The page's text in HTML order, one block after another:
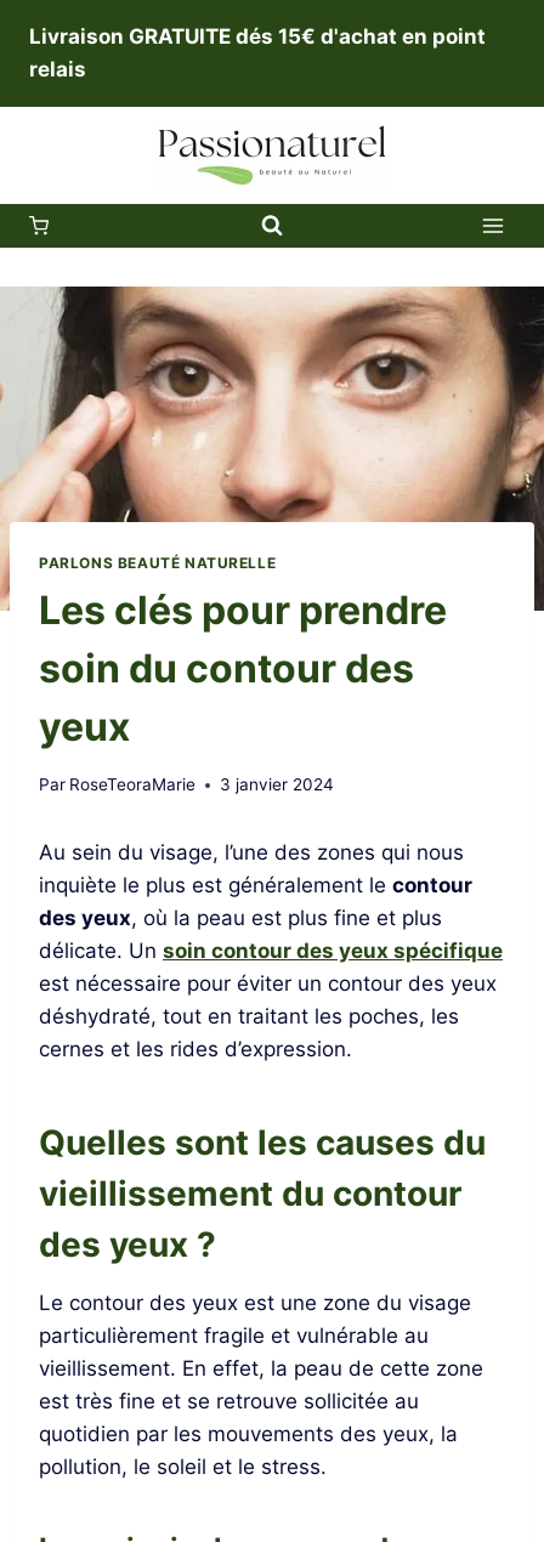
contenu
Livraison GRATUITE dés 15€ d'achat en point
relais
PARLONS BEAUTÉ NATURELLE
Les clés pour prendre
soin du contour des
yeux
Par RoseTeoraMarie 3 janvier 2024
Au sein du visage, l’une des zones qui nous
inquiète le plus est généralement le contour
des yeux, où la peau est plus fine et plus
délicate. Un soin contour des yeux spécifique
est nécessaire pour éviter un contour des yeux
déshydraté, tout en traitant les poches, les
cernes et les rides d’expression.
Quelles sont les causes du
vieillissement du contour
des yeux ?
Le contour des yeux est une zone du visage
particulièrement fragile et vulnérable au
vieillissement. En effet, la peau de cette zone
est très fine et se retrouve sollicitée au
quotidien par les mouvements des yeux, la
pollution, le soleil et le stress.